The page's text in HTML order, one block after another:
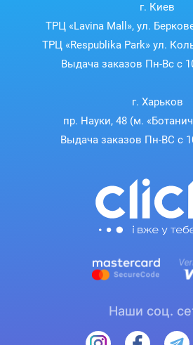
г. Киев
ТРЦ «Lavina Mall», ул.
ТРЦ «Respublika Park» ул.
Выдача заказов Пн-Вс с
г. Харьков
пр. Науки, 48 (м.
Выдача заказов Пн-ВС с
Наши соц.